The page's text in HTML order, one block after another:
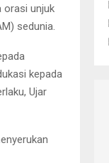
orasi unjuk
sedunia.
kepada
Ujar